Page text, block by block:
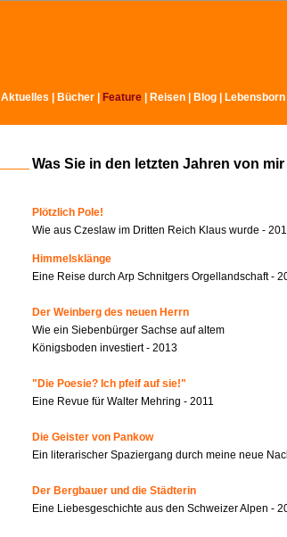
Aktuelles Bücher Feature Reisen Blog Lebensborn
Was Sie in den letzten Jahren von
Plötzlich Pole!
Wie aus Czeslaw im Dritten Reich Klaus wurde -
Himmelsklänge
Eine Reise durch Arp Schnitgers Orgellandschaft -
Der Weinberg des neuen Herrn
Wie ein Siebenbürger Sachse auf altem
Königsboden investiert - 2013
"Die Poesie? Ich pfeif auf sie!"
Eine Revue für Walter Mehring - 2011
Die Geister von Pankow
Ein literarischer Spaziergang durch meine neue
Der Bergbauer und die Städterin
Eine Liebesgeschichte aus den Schweizer Alpen -